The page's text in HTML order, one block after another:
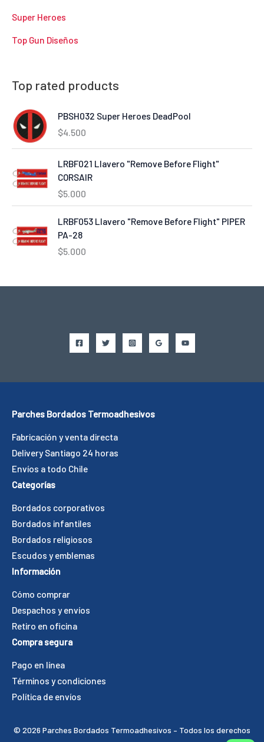
Super Heroes
Top Gun Diseños
Top rated products
PBSH032 Super Heroes DeadPool
$4.500
LRBF021 Llavero "Remove Before Flight"
CORSAIR
$5.000
LRBF053 Llavero "Remove Before Flight" PIPER
PA-28
$5.000
Parches Bordados Termoadhesivos
Fabricación y venta directa
Delivery Santiago 24 horas
Envíos a todo Chile
Categorías
Bordados corporativos
Bordados infantiles
Bordados religiosos
Escudos y emblemas
Información
Cómo comprar
Despachos y envíos
Retiro en oficina
Compra segura
Pago en línea
Términos y condiciones
Política de envíos
©️ 2026 Parches Bordados Termoadhesivos – Todos los derechos